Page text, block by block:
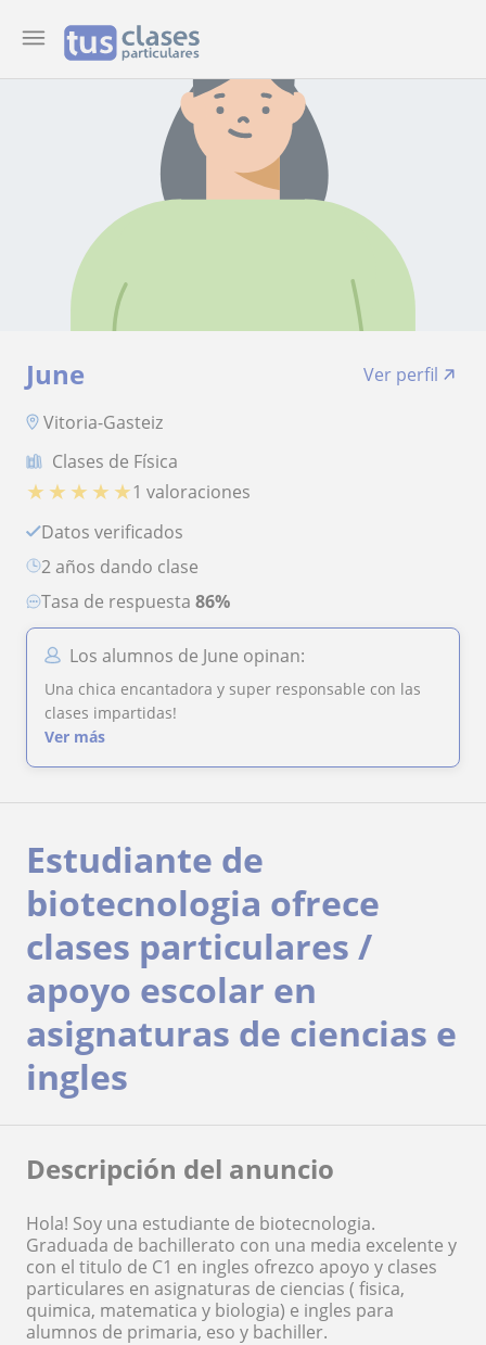
June
Ver perfil
Vitoria-Gasteiz
Clases de Física
★ ★ ★ ★ ★1 valoraciones
Datos verificados
2 años dando clase
Tasa de respuesta 86%
Los alumnos de June opinan:
Una chica encantadora y super responsable con las
clases impartidas!
Ver más
Estudiante de
biotecnologia ofrece
clases particulares /
apoyo escolar en
asignaturas de ciencias e
ingles
Descripción del anuncio
Hola! Soy una estudiante de biotecnologia.
Graduada de bachillerato con una media excelente y
con el titulo de C1 en ingles ofrezco apoyo y clases
particulares en asignaturas de ciencias ( fisica,
quimica, matematica y biologia) e ingles para
alumnos de primaria, eso y bachiller.